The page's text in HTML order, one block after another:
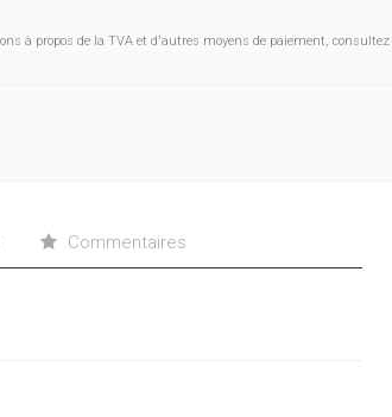
à propos de la TVA et d'autres moyens de paiement,
Commentaires